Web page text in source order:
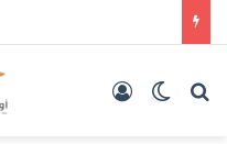
بحث عنالوضع المظلم